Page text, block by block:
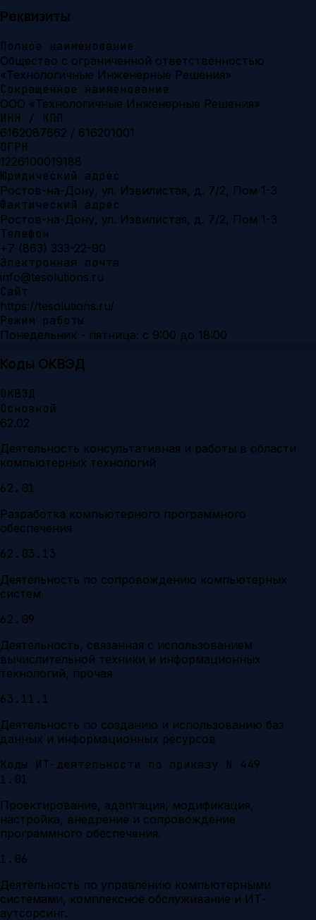
Реквизиты
Полное наименование
Общество с ограниченной ответственностью
«Технологичные Инженерные Решения»
Сокращенное наименование
ООО «Технологичные Инженерные Решения»
ИНН / КПП
6162087662 / 616201001
ОГРН
1226100019188
Юридический адрес
Ростов-на-Дону, ул. Извилистая, д. 7/2, Пом 1-3
Фактический адрес
Ростов-на-Дону, ул. Извилистая, д. 7/2, Пом 1-3
Телефон
+7 (863) 333-22-90
Электронная почта
info@tesolutions.ru
Сайт
https://tesolutions.ru/
Режим работы
Понедельник - пятница: с 9:00 до 18:00
Коды ОКВЭД
ОКВЭД
Основной
62.02
Деятельность консультативная и работы в области
компьютерных технологий
62.01
Разработка компьютерного программного
обеспечения
62.03.13
Деятельность по сопровождению компьютерных
систем
62.09
Деятельность, связанная с использованием
вычислительной техники и информационных
технологий, прочая
63.11.1
Деятельность по созданию и использованию баз
данных и информационных ресурсов
Коды ИТ-деятельности по приказу N 449
1.01
Проектирование, адаптация, модификация,
настройка, внедрение и сопровождение
программного обеспечения.
1.06
Деятельность по управлению компьютерными
системами, комплексное обслуживание и ИТ-
аутсорсинг.